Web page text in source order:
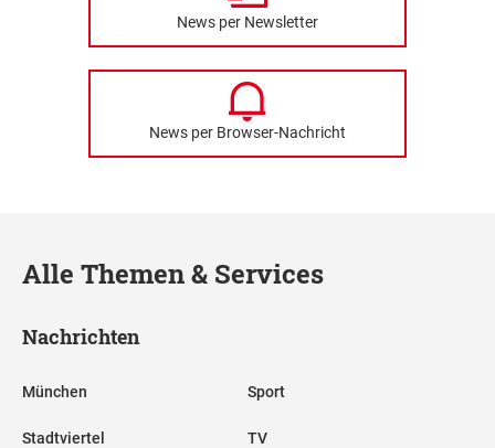
News per Newsletter
News per Browser-Nachricht
Alle Themen & Services
Nachrichten
München
Stadtviertel
Sport
TV